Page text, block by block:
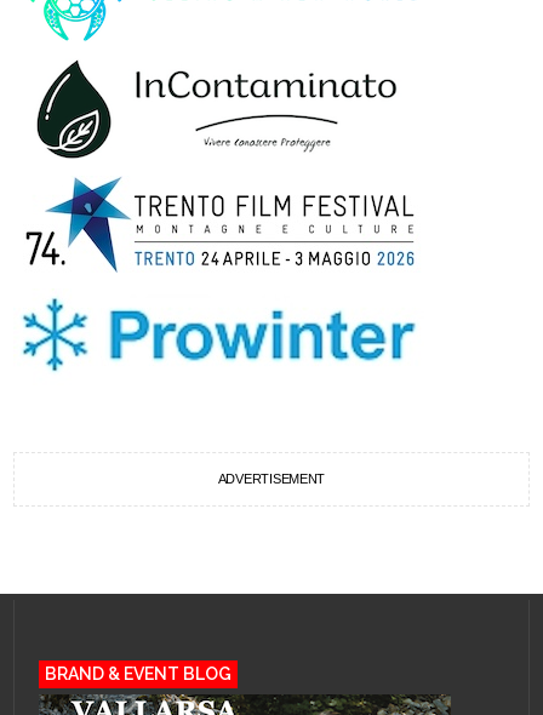
ADVERTISEMENT
BRAND & EVENT BLOG